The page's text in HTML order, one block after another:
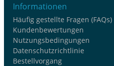
Informationen
Häufig gestellte Fragen (FAQs)
Kundenbewertungen
Nutzungsbedingungen
Datenschutzrichtlinie
Bestellvorgang